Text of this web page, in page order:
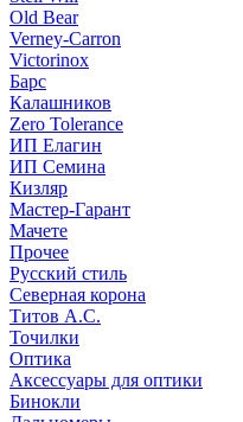
Old Bear
Verney-Carron
Victorinox
Барс
Калашников
Zero Tolerance
ИП Елагин
ИП Семина
Кизляр
Мастер-Гарант
Мачете
Прочее
Русский стиль
Северная корона
Титов А.С.
Точилки
Оптика
Аксессуары для оптики
Бинокли